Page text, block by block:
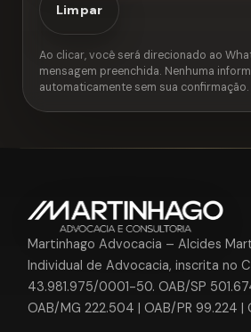
Limpar
Ao clicar, você será direcionado ao
mensagem preenchida. Nenhuma
automaticamente sem sua confirmação.
Martinhago Advocacia – Alcides
Individual de Advocacia, inscrita no
43.981.975/0001-50. OAB/SP
OAB/MG 222.504 | OAB/PR 99.224 |